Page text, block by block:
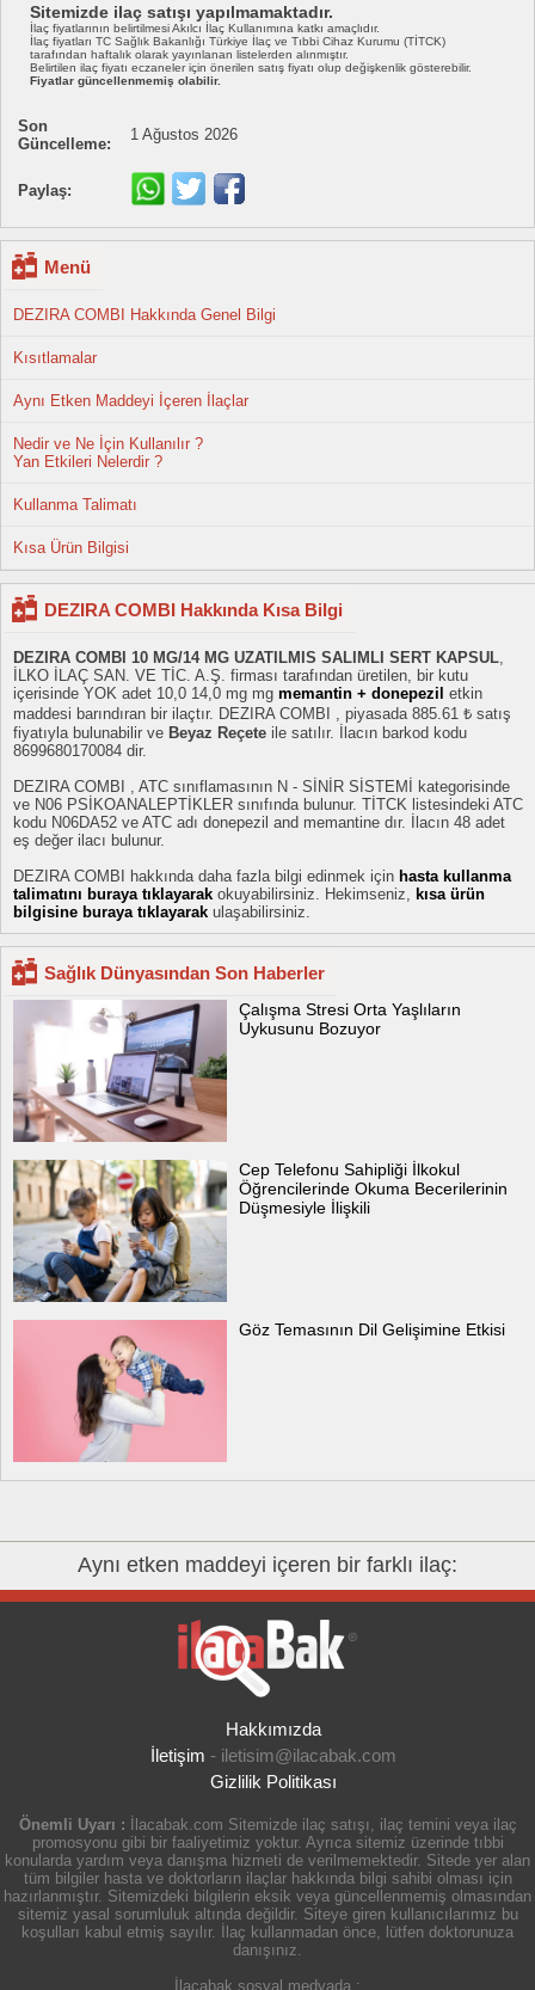
Sitemizde ilaç satışı yapılmamaktadır.
İlaç fiyatlarının belirtilmesi Akılcı İlaç Kullanımına katkı amaçlıdır.
İlaç fiyatları TC Sağlık Bakanlığı Türkiye İlaç ve Tıbbi Cihaz Kurumu (TİTCK)
tarafından haftalık olarak yayınlanan listelerden alınmıştır.
Belirtilen ilaç fiyatı eczaneler için önerilen satış fiyatı olup değişkenlik gösterebilir.
Fiyatlar güncellenmemiş olabilir.
Son
Güncelleme:
1 Ağustos 2026
Paylaş:
Menü
DEZIRA COMBI Hakkında Genel Bilgi
Kısıtlamalar
Aynı Etken Maddeyi İçeren İlaçlar
Nedir ve Ne İçin Kullanılır ?
Yan Etkileri Nelerdir ?
Kullanma Talimatı
Kısa Ürün Bilgisi
DEZIRA COMBI Hakkında Kısa Bilgi
DEZIRA COMBI 10 MG/14 MG UZATILMIS SALIMLI SERT KAPSUL
İLKO İLAÇ SAN. VE TİC. A.Ş. firması tarafından üretilen, bir kutu
içerisinde YOK adet 10,0 14,0 mg mg memantin + donepezil etkin
maddesi barındıran bir ilaçtır. DEZIRA COMBI , piyasada 885.61 ₺ satış
fiyatıyla bulunabilir ve Beyaz Reçete ile satılır. İlacın barkod kodu
8699680170084 dir.
DEZIRA COMBI , ATC sınıflamasının N - SİNİR SİSTEMİ kategorisinde
ve N06 PSİKOANALEPTİKLER sınıfında bulunur. TİTCK listesindeki ATC
kodu N06DA52 ve ATC adı donepezil and memantine dır. İlacın 48 adet
eş değer ilacı bulunur.
DEZIRA COMBI hakkında daha fazla bilgi edinmek için hasta kullanma
talimatını buraya tıklayarak okuyabilirsiniz. Hekimseniz,
kısa ürün
bilgisine buraya tıklayarak ulaşabilirsiniz.
Sağlık Dünyasından Son Haberler
Çalışma Stresi Orta Yaşlıların
Uykusunu Bozuyor
Cep Telefonu Sahipliği İlkokul
Öğrencilerinde Okuma Becerilerinin
Düşmesiyle İlişkili
Göz Temasının Dil Gelişimine Etkisi
Aynı etken maddeyi içeren bir farklı ilaç:
Hakkımızda
İletişim - iletisim@ilacabak.com
Gizlilik Politikası
Önemli Uyarı :
İlacabak.com Sitemizde ilaç satışı, ilaç temini veya ilaç
promosyonu gibi bir faaliyetimiz yoktur. Ayrıca sitemiz üzerinde tıbbi
konularda yardım veya danışma hizmeti de verilmemektedir. Sitede yer alan
tüm bilgiler hasta ve doktorların ilaçlar hakkında bilgi sahibi olması için
hazırlanmıştır. Sitemizdeki bilgilerin eksik veya güncellenmemiş olmasından
sitemiz yasal sorumluluk altında değildir. Siteye giren kullanıcılarımız bu
koşulları kabul etmiş sayılır. İlaç kullanmadan önce, lütfen doktorunuza
danışınız.
İlacabak sosyal medyada :